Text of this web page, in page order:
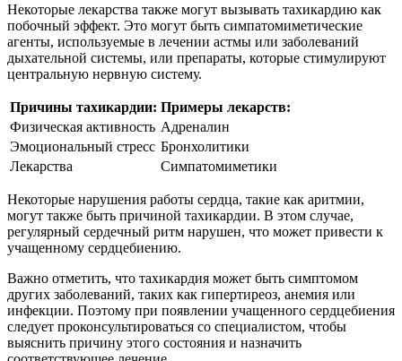
Некоторые лекарства также могут вызывать тахикардию как
побочный эффект. Это могут быть симпатомиметические
агенты, используемые в лечении астмы или заболеваний
дыхательной системы, или препараты, которые стимулируют
центральную нервную систему.
Причины тахикардии: Примеры лекарств:
Физическая активность Адреналин
Эмоциональный стресс Бронхолитики
Лекарства
Симпатомиметики
Некоторые нарушения работы сердца, такие как аритмии,
могут также быть причиной тахикардии. В этом случае,
регулярный сердечный ритм нарушен, что может привести к
учащенному сердцебиению.
Важно отметить, что тахикардия может быть симптомом
других заболеваний, таких как гипертиреоз, анемия или
инфекции. Поэтому при появлении учащенного сердцебиения
следует проконсультироваться со специалистом, чтобы
выяснить причину этого состояния и назначить